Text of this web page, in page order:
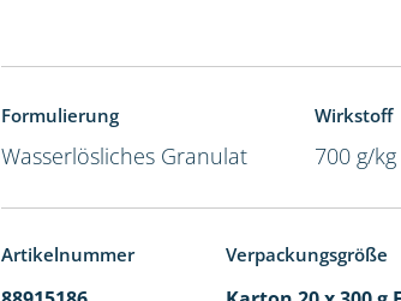
Formulierung
Wasserlösliches Granulat
Wirkstoff
700 g/
Artikelnummer Verpackungsgröße